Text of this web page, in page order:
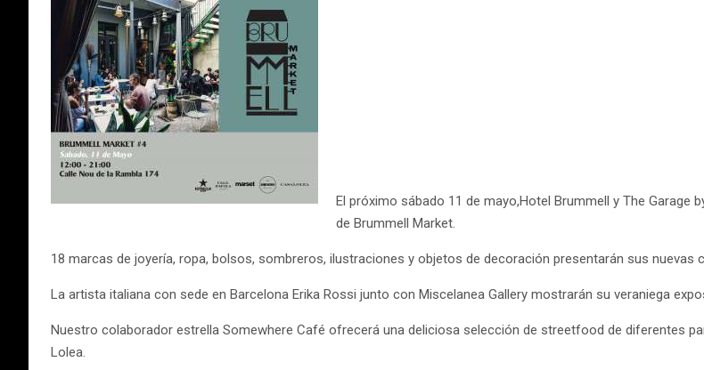
El próximo sábado 11 de mayo,Hotel Brummell y The Garage
de Brummell Market.
18 marcas de joyería, ropa, bolsos, sombreros, ilustraciones y objetos de decoración presentarán sus
La artista italiana con sede en Barcelona Erika Rossi junto con Miscelanea Gallery mostrarán su veraniega
Nuestro colaborador estrella Somewhere Café ofrecerá una deliciosa selección de streetfood de diferentes
Lolea.